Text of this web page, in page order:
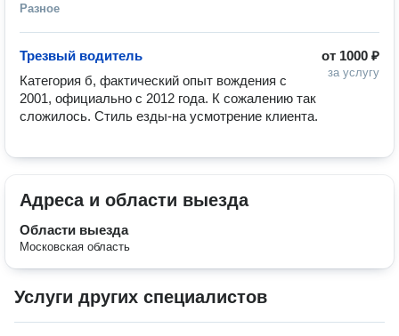
Разное
от 1000 ₽
за услугу
Трезвый водитель
Категория б, фактический опыт вождения с
2001, официально с 2012 года. К сожалению так
сложилось. Стиль езды-на усмотрение клиента.
Адреса и области выезда
Области выезда
Московская область
Услуги других специалистов